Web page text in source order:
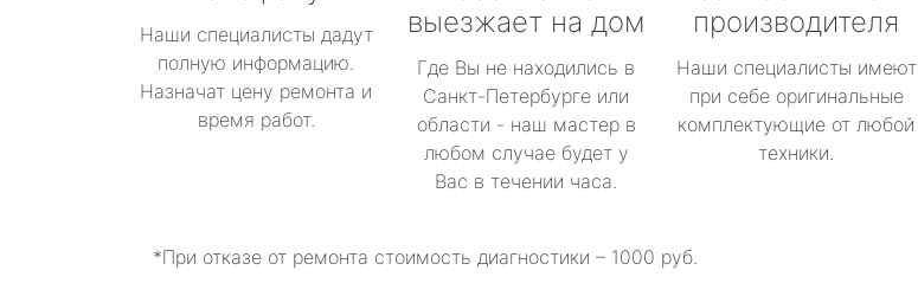
Наши специалисты дадут
полную информацию.
Назначат цену ремонта и
время работ.
выезжает на дом
Где Вы не находились в
Санкт-Петербурге или
области - наш мастер в
любом случае будет у
Вас в течении часа.
производителя
Наши специалисты имеют
при себе оригинальные
комплектующие от любой
техники.
*При отказе от ремонта стоимость диагностики – 1000 руб.